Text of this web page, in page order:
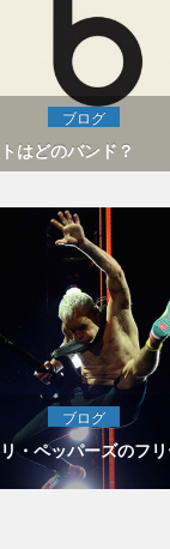
ブログ
はどのバンド？
ブログ
・ペッパーズのフ